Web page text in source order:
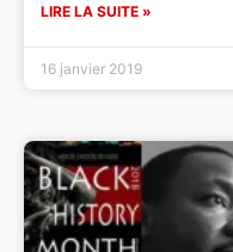
LIRE LA SUITE »
16 janvier 2019